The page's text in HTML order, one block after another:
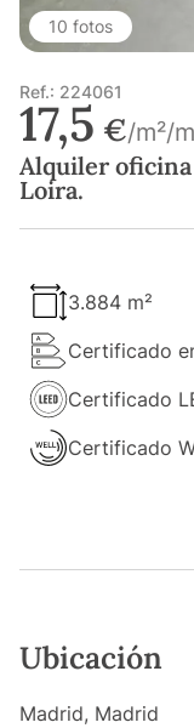
10 fotos
Ref.: 224061
17,5 €/m²/
Alquiler
Loira.
3.884 m²
Certificado
Certificado
Certificado
Ubicación
Madrid, Madrid